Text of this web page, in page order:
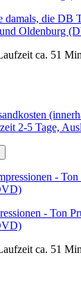
damals, die DB
Oldenburg
ca. 51
2-5 Tage,
- Ton
ca. 51